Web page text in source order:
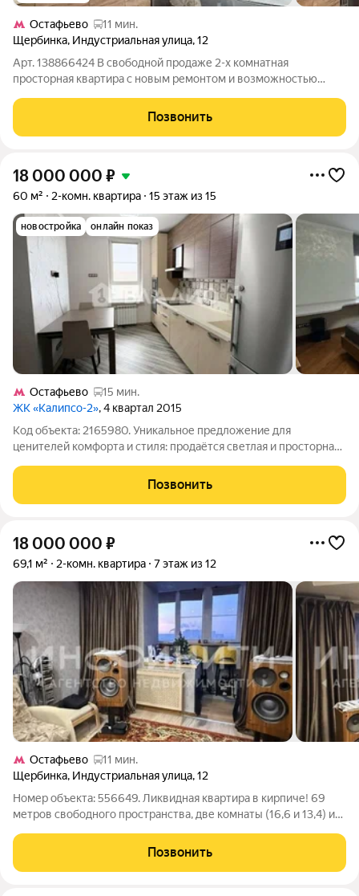
Остафьево
11 мин.
Щербинка, Индустриальная улица,12
Арт. 138866424 В свободной продаже 2-х комнатная
просторная квартира с новым ремонтом и возможностью
обременений,без перепланировок,один взрослый
собственник! Оптимальное расположение,пешая доступность
Позвонить
18 000 000 ₽
60 м² 2-комн. квартира 15 этаж из 15
новостройка онлайн показ
Остафьево
15 мин.
ЖК «Калипсо-2», 4 квартал 2015
Код объекта: 2165980. Уникальное предложение для
ценителей комфорта и стиля: продаётся светлая и просторная
Квартира расположена по адресу: Новомосковский
административный округ, Щербинка, улица
Позвонить
18 000 000 ₽
69,1 м² 2-комн. квартира 7 этаж из 12
Остафьево
11 мин.
Щербинка, Индустриальная улица,12
Номер объекта: 556649. Ликвидная квартира в кирпиче! 69
метров свободного пространства, две комнаты (16,6 и 13,4) и
новой жизни. Эта вторичная квартира в двенадцатиэтажном
Позвонить